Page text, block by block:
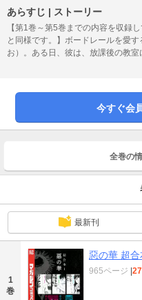
あらすじ | ストーリー
【第1巻～第5巻までの内容を収録
と同様です。】ボードレールを愛
お）。ある日、彼は、放課後の教
き・ななこ）の体操着を、思わず
に、彼女が求めた“契約”とは
今すぐ会
全巻の
最新刊
1
巻
惡の華 超
965ページ